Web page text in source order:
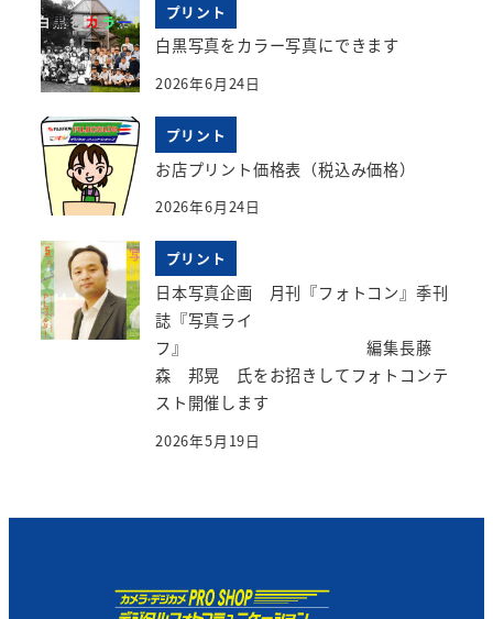
プリント
白黒写真をカラー写真にできます
2026年6月24日
プリント
お店プリント価格表（税込み価格）
2026年6月24日
プリント
日本写真企画 月刊『フォトコン』季刊
誌『写真ライ
フ』 編集長藤
森 邦晃 氏をお招きしてフォトコンテ
スト開催します
2026年5月19日